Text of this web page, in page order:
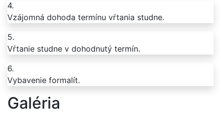
4.
Vzájomná dohoda termínu vŕtania studne.
5.
Vŕtanie studne v dohodnutý termín.
6.
Vybavenie formalít.
Galéria